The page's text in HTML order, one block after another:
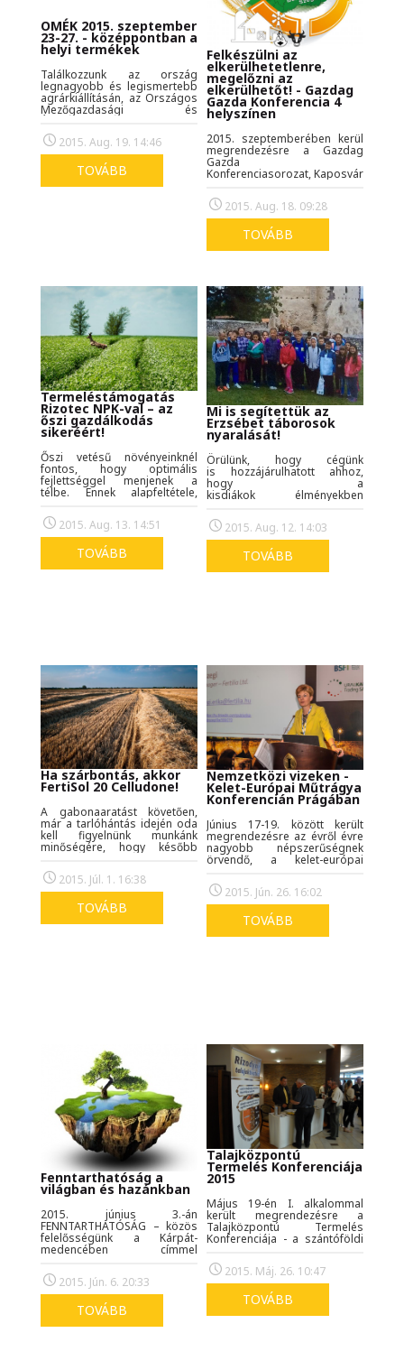
OMÉK 2015. szeptember
23-27. - középpontban a
helyi termékek
Találkozzunk az ország
legnagyobb és legismertebb
agrárkiállításán, az Országos
Mezőgazdasági és
pavilon 204/A standján!
2015. Aug. 19. 14:46
TOVÁBB
Felkészülni az
elkerülhetetlenre,
megelőzni az
elkerülhetőt! - Gazdag
Gazda Konferencia 4
helyszínen
2015. szeptemberében kerül
megrendezésre a Gazdag
Gazda
Konferenciasorozat, Kaposváron,
és Szegeden. A szakmai
rendezvények központi témája
idén az agrometeorológia és
az éghajlatváltozás rendkívül
aktuális témakörei lesznek,
így a program a „Hogyan
előkészítéstől a betárolásig?”
alcímet viseli.
2015. Aug. 18. 09:28
TOVÁBB
Termeléstámogatás
Rizotec NPK-val – az
őszi gazdálkodás
sikeréért!
Őszi vetésű növényeinknél
fontos, hogy optimális
fejlettséggel menjenek a
télbe. Ennek alapfeltétele,
fejlődjön. A gyökér
tápanyagfelvevő felületét
növelhetjük, ha a kezdeti
fejlődést, gyökérképződést
gyorsító tápanyagot adunk
neki, és ha a hajszálgyökér
2015. Aug. 13. 14:51
TOVÁBB
Mi is segítettük az
Erzsébet táborosok
nyaralását!
Örülünk, hogy cégünk
is hozzájárulhatott ahhoz,
hogy a
kisdiákok élményekben
programokban bővelkedő egy
hetet tölthettek a Zánkai
Gyermektáborban.
2015. Aug. 12. 14:03
TOVÁBB
Ha szárbontás, akkor
FertiSol 20 Celludone!
A gabonaaratást követően,
már a tarlóhántás idején oda
kell figyelnünk munkánk
minőségére, hogy később
készítsünk következő
kultúrnövényünk számára.
Érdemes számításba venni a
tarlón maradt gyökér és
2015. Júl. 1. 16:38
TOVÁBB
Nemzetközi vizeken -
Kelet-Európai Műtrágya
Konferencián Prágában
Június 17-19. között került
megrendezésre az évről évre
nagyobb népszerűségnek
örvendő, a kelet-európai
legnagyobb műtrágya
konferenciája Prágában.
2015. Jún. 26. 16:02
TOVÁBB
Fenntarthatóság a
világban és hazánkban
2015. június 3.-án
FENNTARTHATÓSÁG – közös
felelősségünk a Kárpát-
medencében címmel
konferencia keretében a
környezetvédelemről, a
környezeti nevelésről, a
természeti tőke értékeiről, a
globális fenntarthatósági
problémákról is szó esett,
2015. Jún. 6. 20:33
TOVÁBB
Talajközpontú
Termelés Konferenciája
2015
Május 19-én I. alkalommal
került megrendezésre a
Talajközpontú Termelés
Konferenciája - a szántóföldi
elnevezésű szakmai program.
A 2015. évet az ENSZ a Talajok
Nemzetközi Évének
nyilvánította, többek között ez
adta az ötletét és aktualitását
a Fertilia, az Axiál, a Magyar
2015. Máj. 26. 10:47
TOVÁBB